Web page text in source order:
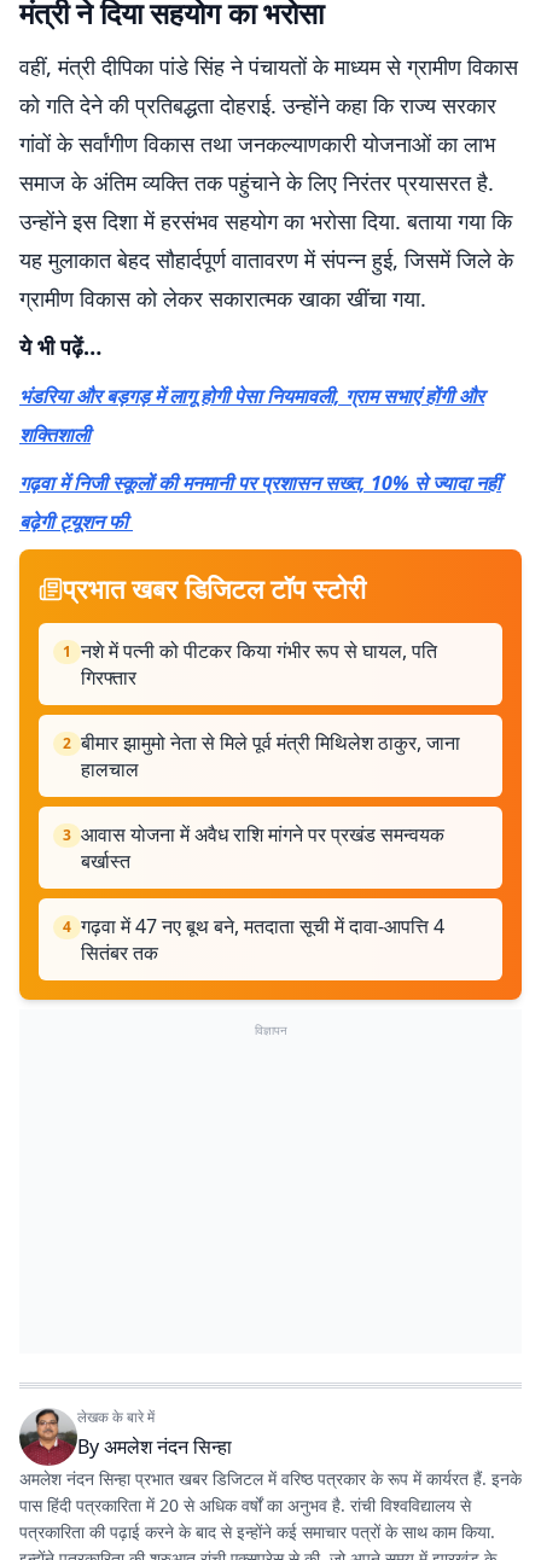
मंत्री ने दिया सहयोग का भरोसा
वहीं, मंत्री दीपिका पांडे सिंह ने पंचायतों के माध्यम से ग्रामीण विकास
को गति देने की प्रतिबद्धता दोहराई. उन्होंने कहा कि राज्य सरकार
गांवों के सर्वांगीण विकास तथा जनकल्याणकारी योजनाओं का लाभ
समाज के अंतिम व्यक्ति तक पहुंचाने के लिए निरंतर प्रयासरत है.
उन्होंने इस दिशा में हरसंभव सहयोग का भरोसा दिया. बताया गया कि
यह मुलाकात बेहद सौहार्दपूर्ण वातावरण में संपन्न हुई, जिसमें जिले के
ग्रामीण विकास को लेकर सकारात्मक खाका खींचा गया.
ये भी पढ़ें…
भंडरिया और बड़गड़ में लागू होगी पेसा नियमावली, ग्राम सभाएं होंगी और
शक्तिशाली
गढ़वा में निजी स्कूलों की मनमानी पर प्रशासन सख्त, 10% से ज्यादा नहीं
बढ़ेगी ट्यूशन फी
प्रभात खबर डिजिटल टॉप स्टोरी
1 नशे में पत्नी को पीटकर किया गंभीर रूप से घायल, पति
गिरफ्तार
2 बीमार झामुमो नेता से मिले पूर्व मंत्री मिथिलेश ठाकुर, जाना
हालचाल
3 आवास योजना में अवैध राशि मांगने पर प्रखंड समन्वयक
बर्खास्त
4 गढ़वा में 47 नए बूथ बने, मतदाता सूची में दावा-आपत्ति 4
सितंबर तक
विज्ञापन
लेखक के बारे में
Byअमलेश नंदन सिन्हा
अमलेश नंदन सिन्हा प्रभात खबर डिजिटल में वरिष्ठ पत्रकार के रूप में कार्यरत हैं. इनके
पास हिंदी पत्रकारिता में 20 से अधिक वर्षों का अनुभव है. रांची विश्वविद्यालय से
पत्रकारिता की पढ़ाई करने के बाद से इन्होंने कई समाचार पत्रों के साथ काम किया.